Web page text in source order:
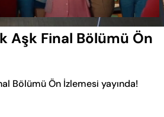
Oynatma
Hızı
Aşk Final Bölümü Ön
Bölümü Ön İzlemesi yayında!